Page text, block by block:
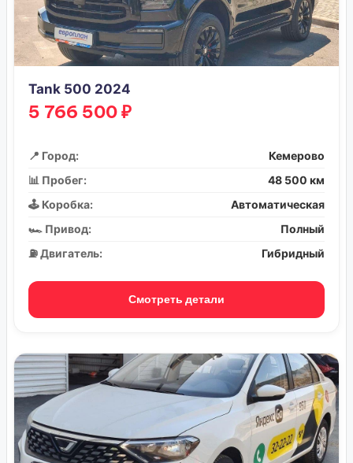
Tank 500 2024
5 766 500 ₽
📍 Город:
Кемерово
📊 Пробег:
48 500 км
🕹️ Коробка:
Автоматическая
🏎️ Привод:
Полный
⛽ Двигатель:
Гибридный
Смотреть детали